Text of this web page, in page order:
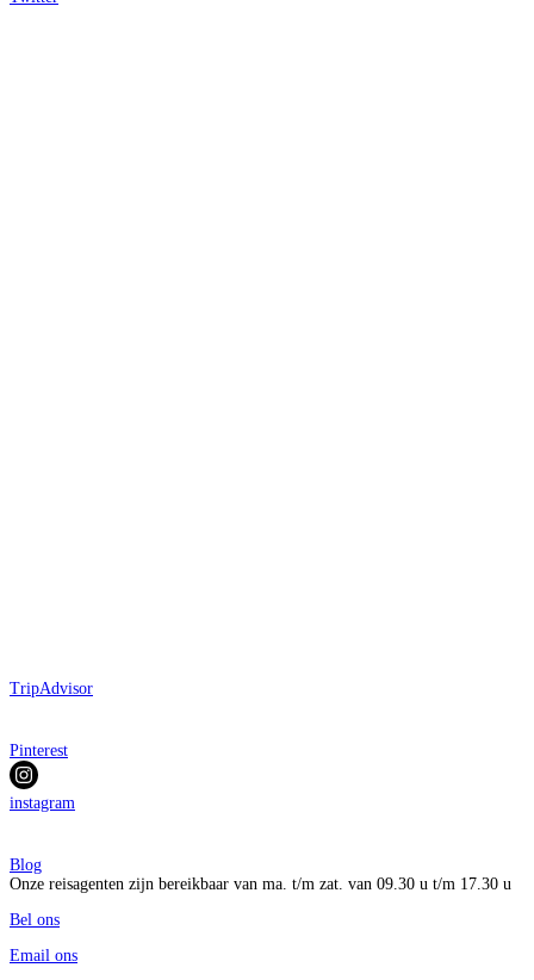
TripAdvisor
Pinterest
instagram
Blog
Onze reisagenten zijn bereikbaar van ma. t/m zat. van 09.30 u t/m 17.30 u
Bel ons
Email ons